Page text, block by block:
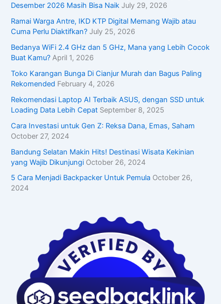
Desember 2026 Masih Bisa Naik July 29, 2026
Ramai Warga Antre, IKD KTP Digital Memang Wajib atau
Cuma Perlu Diaktifkan? July 25, 2026
Bedanya WiFi 2.4 GHz dan 5 GHz, Mana yang Lebih Cocok
Buat Kamu? April 1, 2026
Toko Karangan Bunga Di Cianjur Murah dan Bagus Paling
Rekomended February 4, 2026
Rekomendasi Laptop AI Terbaik ASUS, dengan SSD untuk
Loading Data Lebih Cepat September 8, 2025
Cara Investasi untuk Gen Z: Reksa Dana, Emas, Saham
October 27, 2024
Bandung Selatan Makin Hits! Destinasi Wisata Kekinian
yang Wajib Dikunjungi October 26, 2024
5 Cara Menjadi Backpacker Untuk Pemula October 26,
2024